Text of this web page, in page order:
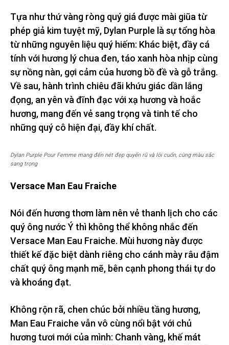
Tựa như thứ vàng ròng quý giá được mài giũa từ
phép giả kim tuyệt mỹ, Dylan Purple là sự tổng hòa
từ những nguyên liệu quý hiếm: Khác biệt, đầy cá
tính với hương lý chua đen, táo xanh hòa nhịp cùng
sự nồng nàn, gợi cảm của hương bồ đề và gỗ trắng.
Về sau, hành trình chiêu đãi khứu giác dần lắng
đọng, an yên và đĩnh đạc với xạ hương và hoắc
hương, mang đến vẻ sang trọng và tinh tế cho
những quý cô hiện đại, đầy khí chất.
Dylan Purple Pour Femme mang đến nét đẹp quyến rũ và lôi cuốn, cùng màu sắc
sang trọng
Versace Man Eau Fraiche
Nói đến hương thơm làm nên vẻ thanh lịch cho các
quý ông nước Ý thì không thể không nhắc đến
Versace Man Eau Fraiche. Mùi hương này được
thiết kế đặc biệt dành riêng cho cánh mày râu đậm
chất quý ông mạnh mẽ, bên cạnh phong thái tự do
và khoáng đạt.
Không rộn rã, chen chúc bởi nhiều tầng hương,
Man Eau Fraiche vẫn vô cùng nổi bật với chủ
hương tươi mới của mình: Chanh vàng, khế mát